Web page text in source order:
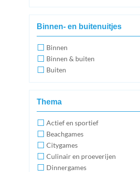
Binnen- en buitenuitjes
Binnen
Binnen & buiten
Buiten
Thema
Actief en sportief
Beachgames
Citygames
Culinair en proeverijen
Dinnergames